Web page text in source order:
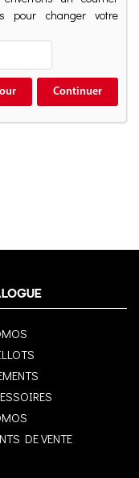
pour changer votre
Continuer
DE VENTE